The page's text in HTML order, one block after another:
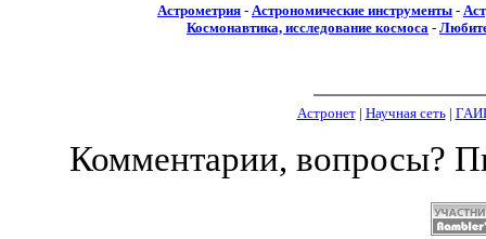
Астрометрия - Астрономические инструменты -
Космонавтика, исследование космоса -
Астронет| Научная сеть|
Комментарии, вопросы?